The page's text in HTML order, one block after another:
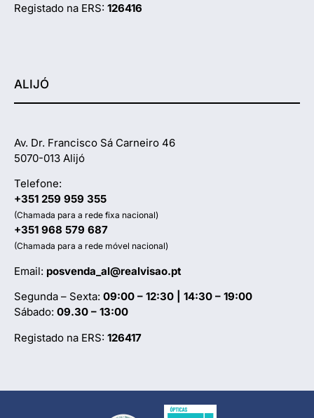
Registado na ERS: 126416
ALIJÓ
Av. Dr. Francisco Sá Carneiro 46
5070-013 Alijó
Telefone:
+351 259 959 355
(Chamada para a rede fixa nacional)
+351 968 579 687
(Chamada para a rede móvel nacional)
Email: posvenda_al@realvisao.pt
Segunda – Sexta: 09:00 – 12:30 | 14:30 – 19:00
Sábado: 09.30 – 13:00
Registado na ERS: 126417